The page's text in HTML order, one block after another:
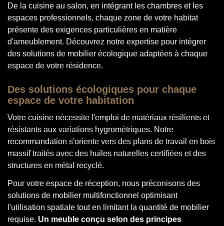
De la cuisine au salon, en intégrant les chambres et les
espaces professionnels, chaque zone de votre habitat
présente des exigences particulières en matière
d'ameublement. Découvrez notre expertise pour intégrer
des solutions de mobilier écologique adaptées à chaque
espace de votre résidence.
Des solutions écologiques pour chaque
espace de votre habitation
Votre cuisine nécessite l'emploi de matériaux résilients et
résistants aux variations hygrométriques. Notre
recommandation s'oriente vers des plans de travail en bois
massif traités avec des huiles naturelles certifiées et des
structures en métal recyclé.
Pour votre espace de réception, nous préconisons des
solutions de mobilier multifonctionnel optimisant
l'utilisation spatiale tout en limitant la quantité de mobilier
requise. Un meuble conçu selon des principes